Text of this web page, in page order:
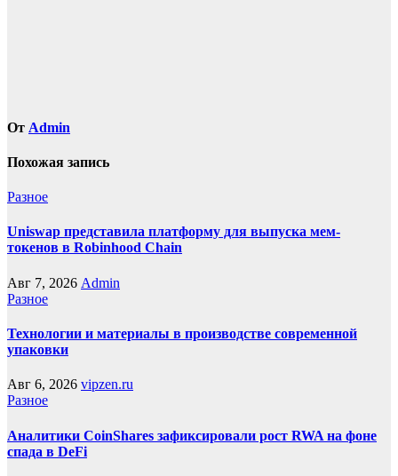
От Admin
Похожая запись
Разное
Uniswap представила платформу для выпуска мем-
токенов в Robinhood Chain
Авг 7, 2026 Admin
Разное
Технологии и материалы в производстве современной
упаковки
Авг 6, 2026 vipzen.ru
Разное
Аналитики CoinShares зафиксировали рост RWA на фоне
спада в DeFi